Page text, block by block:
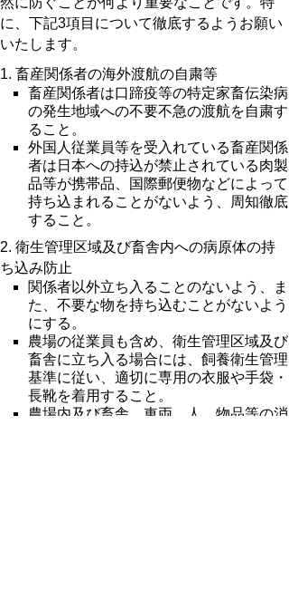
に、下記3項目について徹底するようお願い
いたします。
1. 畜産関係者の海外渡航の自粛等
畜産関係者は口蹄疫等の特定家畜伝染病
の発生地域への不要不急の渡航を自粛す
ること。
外国人従業員等を受入れている畜産関係
者は日本への持込が禁止されている肉製
品等が携帯品、国際郵便物などによって
持ち込まれることがないよう、周知徹底
すること。
2. 衛生管理区域及び畜舎内への病原体の持
ち込み防止
関係者以外立ち入ることのないよう、ま
た、不要な物を持ち込むことがないよう
にする。
農場の従業員も含め、衛生管理区域及び
畜舎に立ち入る場合には、飼養衛生管理
基準に従い、適切に専用の衣服や手袋・
長靴を着用すること。
農場内及び畜舎、車両、人、物品等の消